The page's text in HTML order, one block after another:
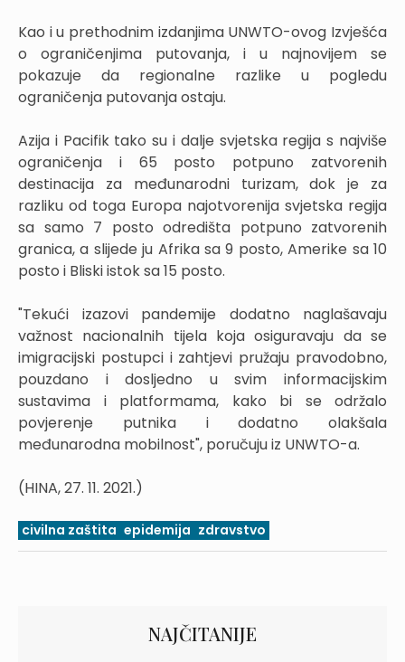
Kao i u prethodnim izdanjima UNWTO-ovog Izvješća
o ograničenjima putovanja, i u najnovijem se
pokazuje da regionalne razlike u pogledu
ograničenja putovanja ostaju.
Azija i Pacifik tako su i dalje svjetska regija s najviše
ograničenja i 65 posto potpuno zatvorenih
destinacija za međunarodni turizam, dok je za
razliku od toga Europa najotvorenija svjetska regija
sa samo 7 posto odredišta potpuno zatvorenih
granica, a slijede ju Afrika sa 9 posto, Amerike sa 10
posto i Bliski istok sa 15 posto.
"Tekući izazovi pandemije dodatno naglašavaju
važnost nacionalnih tijela koja osiguravaju da se
imigracijski postupci i zahtjevi pružaju pravodobno,
pouzdano i dosljedno u svim informacijskim
sustavima i platformama, kako bi se održalo
povjerenje putnika i dodatno olakšala
međunarodna mobilnost", poručuju iz UNWTO-a.
(HINA, 27. 11. 2021.)
civilna zaštita epidemija zdravstvo
NAJČITANIJE